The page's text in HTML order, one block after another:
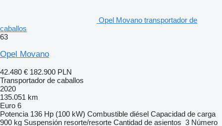
Opel Movano transportador de
caballos
63
Opel Movano
42.480 € 182.900 PLN
Transportador de caballos
2020
135.051 km
Euro 6
Potencia 136 Hp (100 kW) Combustible diésel Capacidad de carga
900 kg Suspensión resorte/resorte Cantidad de asientos 3 Número